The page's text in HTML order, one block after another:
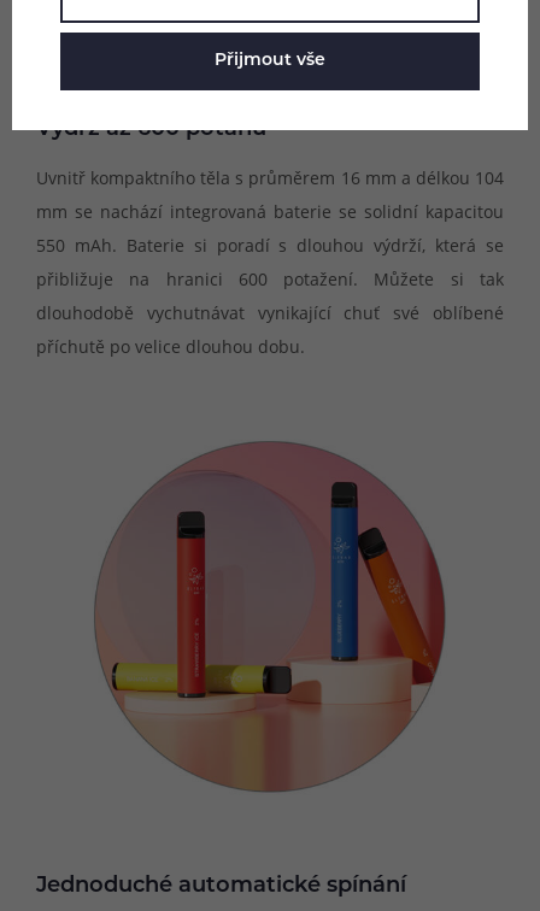
Výdrž až 600 potahů
Uvnitř kompaktního těla s průměrem 16 mm a délkou 104
mm se nachází integrovaná baterie se solidní kapacitou
550 mAh. Baterie si poradí s dlouhou výdrží, která se
přibližuje na hranici 600 potažení. Můžete si tak
dlouhodobě vychutnávat vynikající chuť své oblíbené
příchutě po velice dlouhou dobu.
Jednoduché automatické spínání
Přijmout vše